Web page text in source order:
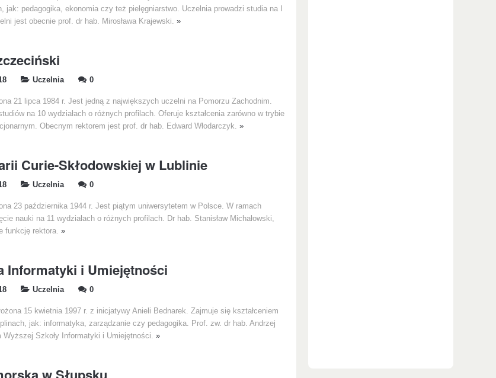
jak: pedagogika, ekonomia czy też pielęgniarstwo. Uczelnia prowadzi studia na I
jest obecnie prof. dr hab. Mirosława Krajewski. »
Uczelnia 0
21 lipca 1984 r. Jest jedną z największych uczelni na Pomorzu Zachodnim.
na 10 wydziałach o różnych profilach. Oferuje kształcenia zarówno w trybie
Obecnym rektorem jest prof. dr hab. Edward Włodarczyk. »
Curie-Skłodowskiej w Lublinie
Uczelnia 0
23 października 1944 r. Jest piątym uniwersytetem w Polsce. W ramach
nauki na 11 wydziałach o różnych profilach. Dr hab. Stanisław Michałowski,
funkcję rektora. »
Informatyki i Umiejętności
Uczelnia 0
15 kwietnia 1997 r. z inicjatywy Anieli Bednarek. Zajmuje się kształceniem
jak: informatyka, zarządzanie czy pedagogika. Prof. zw. dr hab. Andrzej
Wyższej Szkoły Informatyki i Umiejętności. »